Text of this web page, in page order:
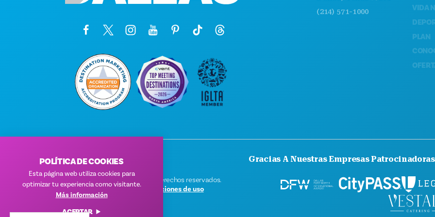
(214) 571-1000
VIDA
DEPORTES
CONOCE A
OFERTAS
Gracias A Nuestras Empresas Patrocinadoras
© 2026 Visit Dallas. Todos los derechos reservados.
Política de privacidad| Condiciones de uso
POLÍTICA DE COOKIES
Esta página web utiliza cookies para
optimizar tu experiencia como visitante.
Más información
ACEPTAR